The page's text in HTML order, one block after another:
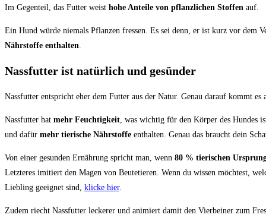
Im Gegenteil, das Futter weist hohe Anteile von pflanzlichen Stoffen auf.
Ein Hund würde niemals Pflanzen fressen. Es sei denn, er ist kurz vor dem
Nährstoffe enthalten
Nassfutter ist natürlich und gesünder
Nassfutter entspricht eher dem Futter aus der Natur. Genau darauf kommt es
Nassfutter hat mehr Feuchtigkeit , was wichtig für den Körper des Hundes
und dafür mehr tierische Nährstoffe enthalten. Genau das braucht dein
Von einer gesunden Ernährung spricht man, wenn 80 % tierischen
Letzteres imitiert den Magen von Beutetieren. Wenn du wissen möchtest,
Liebling geeignet sind, klicke hier.
Zudem riecht Nassfutter leckerer und animiert damit den Vierbeiner zum